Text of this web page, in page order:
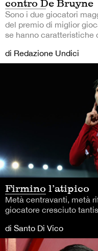
contro De Bruyne
Sono i due giocatori
del premio di miglior
se hanno caratteristiche
di Redazione Undici
Firmino l’atipico
Metà centravanti, metà
giocatore cresciuto
di Santo Di Vico